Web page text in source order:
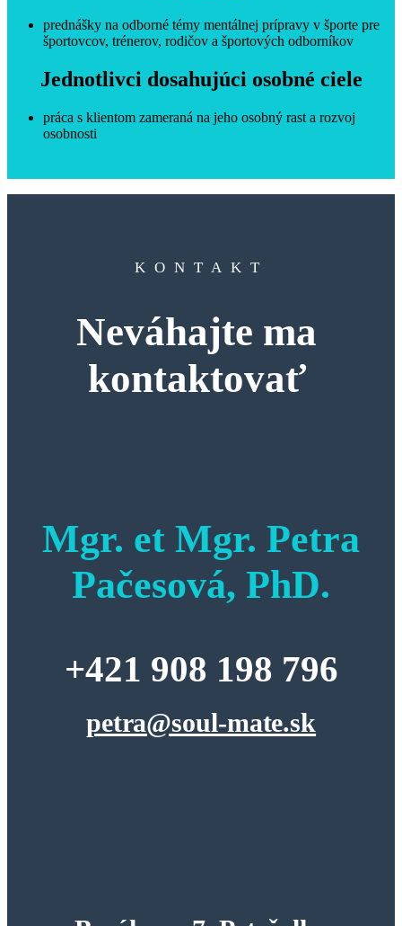
prednášky na odborné témy mentálnej prípravy v športe pre
športovcov, trénerov, rodičov a športových odborníkov
Jednotlivci dosahujúci osobné ciele
práca s klientom zameraná na jeho osobný rast a rozvoj
osobnosti
KONTAKT
Neváhajte ma
kontaktovať
Mgr. et Mgr. Petra
Pačesová, PhD.
+421 908 198 796
petra@soul-mate.sk